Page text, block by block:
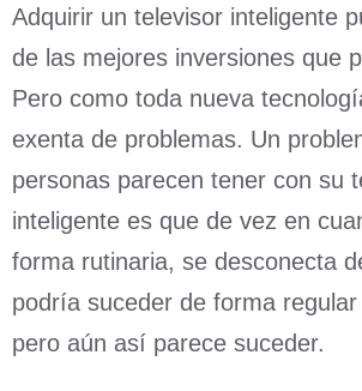
Adquirir un televisor inteligente
de las mejores inversiones que
Pero como toda nueva
exenta de problemas. Un
personas parecen tener con su
inteligente es que de vez en
forma rutinaria, se desconecta
podría suceder de forma
pero aún así parece suceder.